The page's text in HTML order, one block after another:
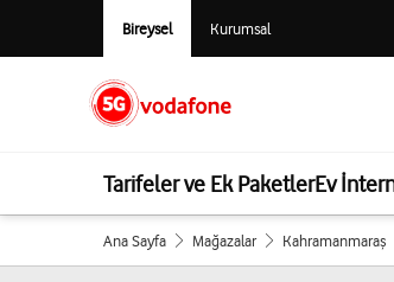
Bireysel Kurumsal
Tarifeler ve Ek PaketlerEv
Ana Sayfa Mağazalar Kahramanmaraş